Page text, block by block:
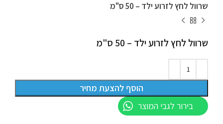
שרוול לחץ לזרוע ילד – 50 ס"מ
שרוול לחץ לזרוע ילד – 50 ס"מ
הוסף להצעת מחיר
בירור לגבי המוצר